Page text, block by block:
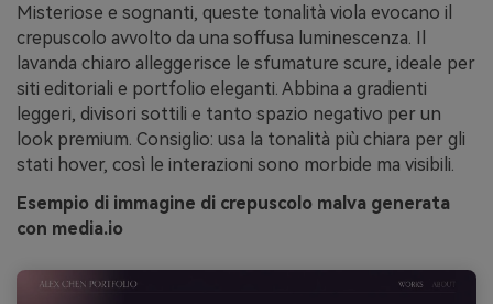
Misteriose e sognanti, queste tonalità viola evocano il
crepuscolo avvolto da una soffusa luminescenza. Il
lavanda chiaro alleggerisce le sfumature scure, ideale per
siti editoriali e portfolio eleganti. Abbina a gradienti
leggeri, divisori sottili e tanto spazio negativo per un
look premium. Consiglio: usa la tonalità più chiara per gli
stati hover, così le interazioni sono morbide ma visibili.
Esempio di immagine di crepuscolo malva generata
con media.io